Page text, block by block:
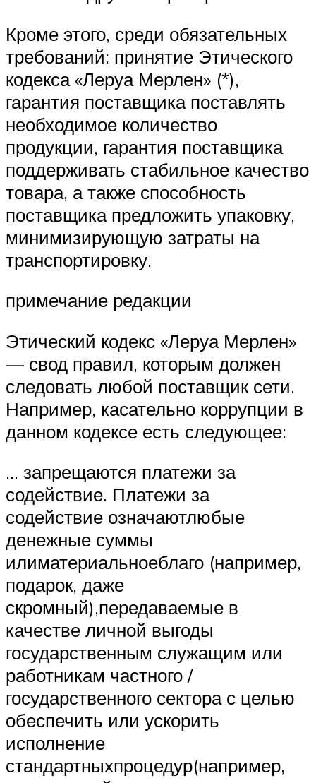
Кроме этого, среди обязательных
требований: принятие Этического
кодекса «Леруа Мерлен» (*),
гарантия поставщика поставлять
необходимое количество
продукции, гарантия поставщика
поддерживать стабильное качество
товара, а также способность
поставщика предложить упаковку,
минимизирующую затраты на
транспортировку.
примечание редакции
Этический кодекс «Леруа Мерлен»
— свод правил, которым должен
следовать любой поставщик сети.
Например, касательно коррупции в
данном кодексе есть следующее:
… запрещаются платежи за
содействие. Платежи за
содействие означаютлюбые
денежные суммы
илиматериальноеблаго (например,
подарок, даже
скромный),передаваемые в
качестве личной выгоды
государственным служащим или
работникам частного /
государственного сектора с целью
обеспечить или ускорить
исполнение
стандартныхпроцедур(например,